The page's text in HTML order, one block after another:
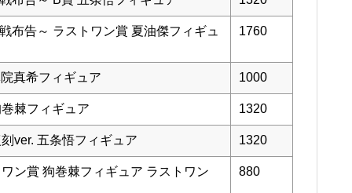
布告～ ラストワン賞 夏油傑フィギュ 1760
真希フィギュア 1000
棘フィギュア 1320
ver. 五条悟フィギュア 1320
ン賞 狗巻棘フィギュア ラストワン 880